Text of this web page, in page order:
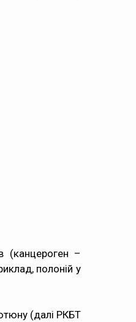
(канцероген –
полоній у
(далі РКБТ